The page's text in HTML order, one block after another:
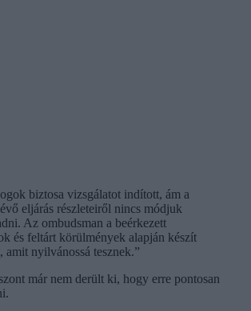
biztosa vizsgálatot indított, ám a
eljárás részleteiről nincs módjuk
Az ombudsman a beérkezett
és feltárt körülmények alapján készít
amit nyilvánossá tesznek.”
már nem derült ki, hogy erre pontosan